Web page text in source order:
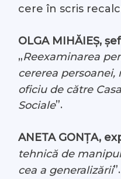
cere în scris
OLGA MIHĂIEȘ,
„Reexaminarea
cererea
oficiu de către
Sociale”.
ANETA GONȚA,
tehnică de
cea a generalizării”.